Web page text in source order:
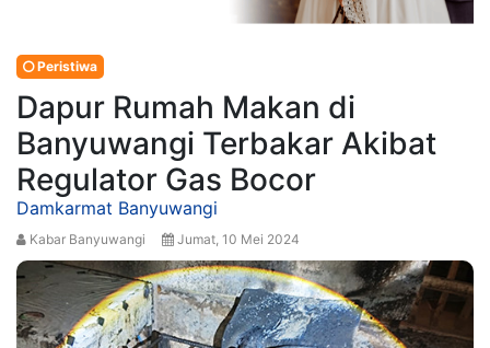
Peristiwa
Dapur Rumah Makan di
Banyuwangi Terbakar Akibat
Regulator Gas Bocor
Damkarmat Banyuwangi
Kabar Banyuwangi Jumat, 10 Mei 2024